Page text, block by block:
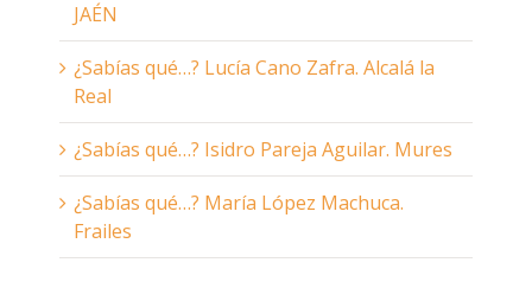
JAÉN
¿Sabías qué…? Lucía Cano Zafra. Alcalá la
Real
¿Sabías qué…? Isidro Pareja Aguilar. Mures
¿Sabías qué…? María López Machuca.
Frailes